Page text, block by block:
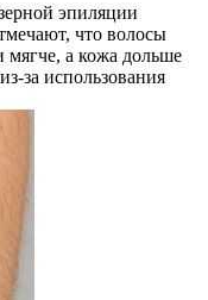
эпиляции
что волосы
мягче, а кожа дольше
за использования